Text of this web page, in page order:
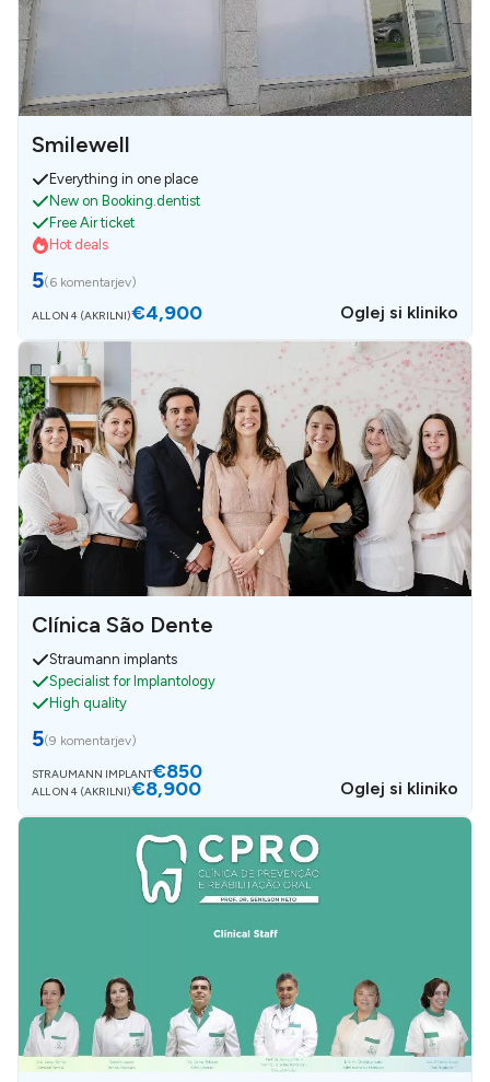
Smilewell
Everything in one place
New on Booking.dentist
Free Air ticket
Hot deals
5(6 komentarjev)
ALL ON 4 (AKRILNI)€4,900 Oglej si kliniko
Clínica São Dente
Straumann implants
Specialist for Implantology
High quality
5(9 komentarjev)
STRAUMANN IMPLANT€850
ALL ON 4 (AKRILNI)€8,900 Oglej si kliniko